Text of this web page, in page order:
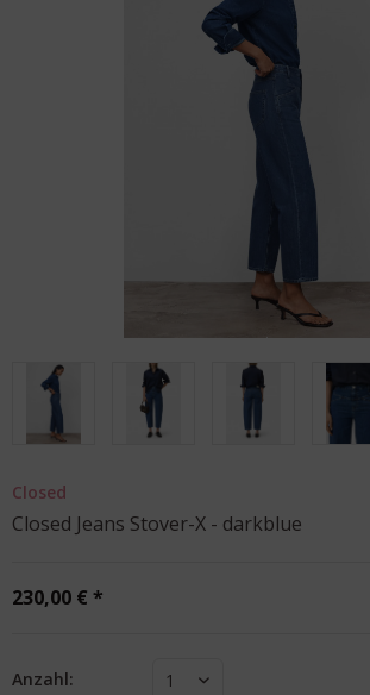
Closed
Closed Jeans Stover-X - darkblue
230,00 € *
Anzahl: 1